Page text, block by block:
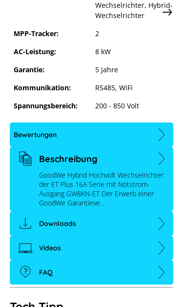
Wechselrichter, Hybrid-
Wechselrichter
MPP-Tracker:
2
AC-Leistung:
8 kW
Garantie:
5 Jahre
Kommunikation:
RS485, WiFi
Spannungsbereich:
200 - 850 Volt
Bewertungen
Beschreibung
GoodWe Hybrid Hochvolt Wechselrichter
der ET Plus 16A Serie mit Notstrom-
Ausgang GW8KN-ET Der Erwerb einer
GoodWe Garantieve…
Downloads
Videos
FAQ